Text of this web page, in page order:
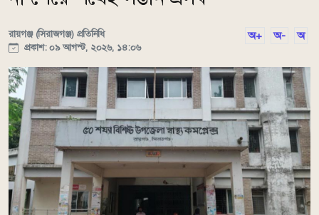
রায়গঞ্জ (সিরাজগঞ্জ) প্রতিনিধি
প্রকাশ: ০৯ আগস্ট, ২০২৬, ১৪:০৬
অ+ অ- অ